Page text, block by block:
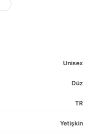
Unisex
Düz
TR
Yetişkin